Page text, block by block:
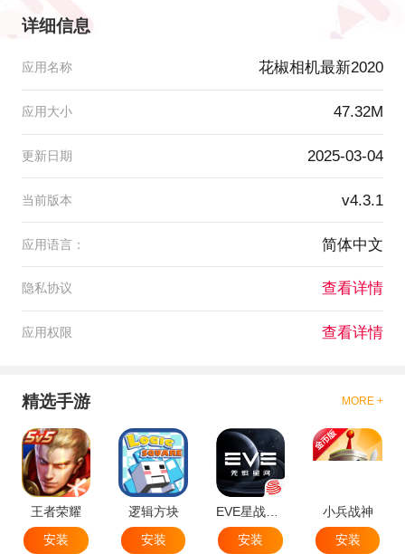
详细信息
应用名称 花椒相机最新2020
应用大小 47.32M
更新日期 2025-03-04
当前版本 v4.3.1
应用语言： 简体中文
隐私协议 查看详情
应用权限 查看详情
精选手游 MORE +
王者荣耀
安装
逻辑方块
安装
EVE星战前夜无烬星河
安装
小兵战神
安装